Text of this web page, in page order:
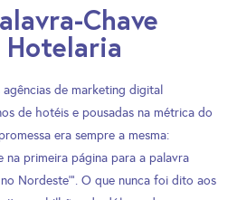
Chave
Hotelaria
de marketing digital
de hotéis e pousadas na métrica do
era sempre a mesma:
na primeira página para a palavra
no Nordeste'”. O que nunca foi dito aos